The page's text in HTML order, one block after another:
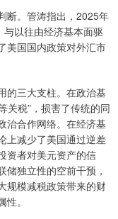
。管涛指出，2025年
与以往由经济基本面驱
美国国内政策对外汇市
三大支柱。在政治基
关税”，损害了传统的同
治合作网络。在经济基
上减少了美国通过逆差
资者对美元资产的信
独立性的空前干预，
规模减税政策带来的财
。